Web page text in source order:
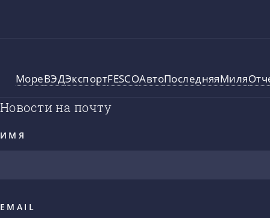
МореВЭДЭкспортFESCOАвтоПоследняяМиля
Новости на почту
ИМЯ
EMAIL